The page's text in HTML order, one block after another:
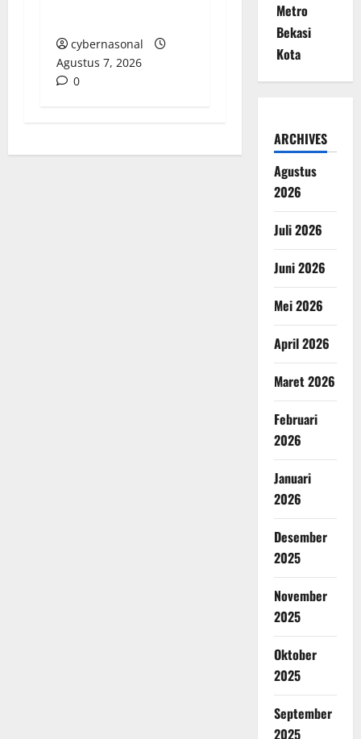
cybernasonal
Agustus 7, 2026
0
Metro
Bekasi
Kota
ARCHIVES
Agustus
2026
Juli 2026
Juni 2026
Mei 2026
April 2026
Maret 2026
Februari
2026
Januari
2026
Desember
2025
November
2025
Oktober
2025
September
2025